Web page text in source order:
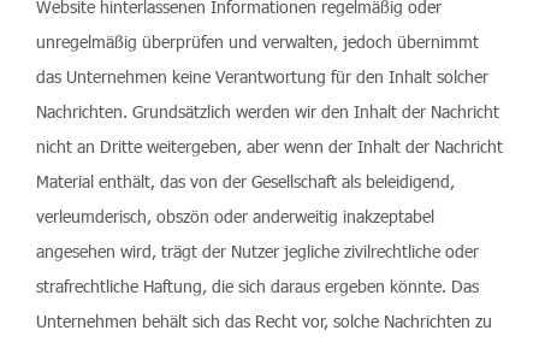
Website hinterlassenen Informationen regelmäßig oder
unregelmäßig überprüfen und verwalten, jedoch übernimmt
das Unternehmen keine Verantwortung für den Inhalt solcher
Nachrichten. Grundsätzlich werden wir den Inhalt der Nachricht
nicht an Dritte weitergeben, aber wenn der Inhalt der Nachricht
Material enthält, das von der Gesellschaft als beleidigend,
verleumderisch, obszön oder anderweitig inakzeptabel
angesehen wird, trägt der Nutzer jegliche zivilrechtliche oder
strafrechtliche Haftung, die sich daraus ergeben könnte. Das
Unternehmen behält sich das Recht vor, solche Nachrichten zu